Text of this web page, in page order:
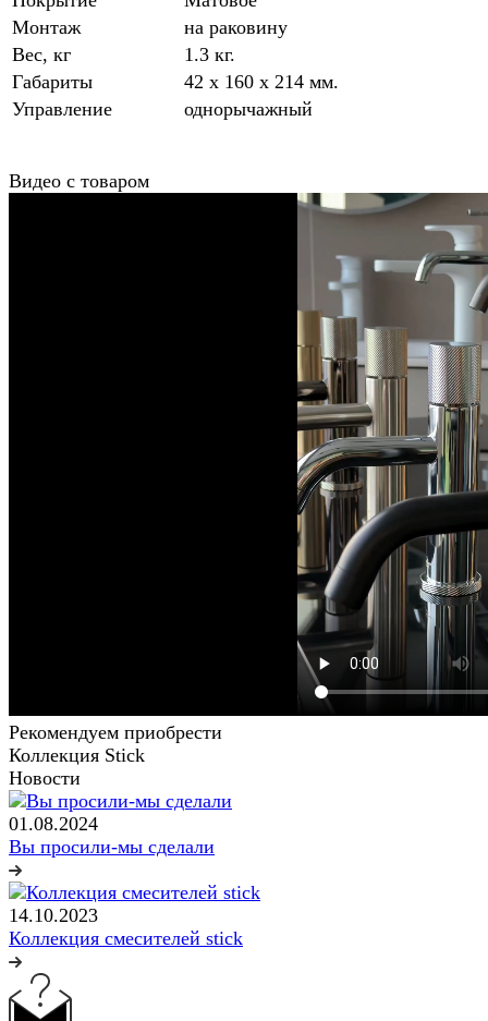
Монтаж
на раковину
Вес, кг
1.3 кг.
Габариты
42 x 160 x 214 мм.
Управление
однорычажный
Видео с товаром
Рекомендуем приобрести
Коллекция Stick
Новости
01.08.2024
Вы просили-мы сделали
14.10.2023
Коллекция смесителей stick